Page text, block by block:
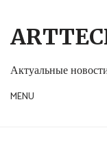
content
Актуальные
MENU